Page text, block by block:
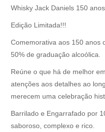
Whisky Jack Daniels 150
Edição Limitada!!!
Comemorativa aos 150 anos
50% de graduação alcoólica.
Reúne o que há de melhor
atenções aos detalhes ao
merecem uma celebração
Barrilado e Engarrafado por
saboroso, complexo e rico.